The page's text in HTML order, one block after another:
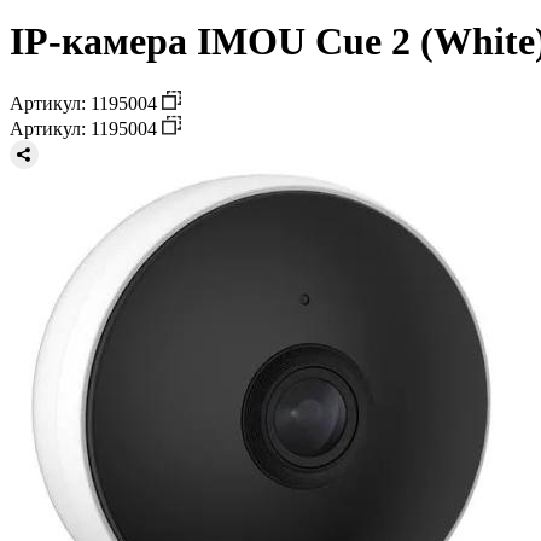
IP-камера IMOU Cue 2
Артикул: 1195004
Артикул: 1195004